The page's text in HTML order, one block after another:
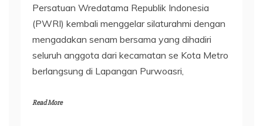
Persatuan Wredatama Republik Indonesia
(PWRI) kembali menggelar silaturahmi dengan
mengadakan senam bersama yang dihadiri
seluruh anggota dari kecamatan se Kota Metro
berlangsung di Lapangan Purwoasri,
Read More